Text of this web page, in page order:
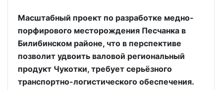
Масштабный проект по разработке медно-
порфирового месторождения Песчанка в
Билибинском районе, что в перспективе
позволит удвоить валовой региональный
продукт Чукотки, требует серьёзного
транспортно-логистического обеспечения.